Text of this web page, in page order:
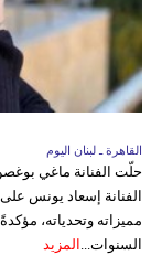
القاهرة ـ لبنان اليوم
حلّت الفنانة ماغي
مميزاته وتحدياته،
السنوات... المزيد